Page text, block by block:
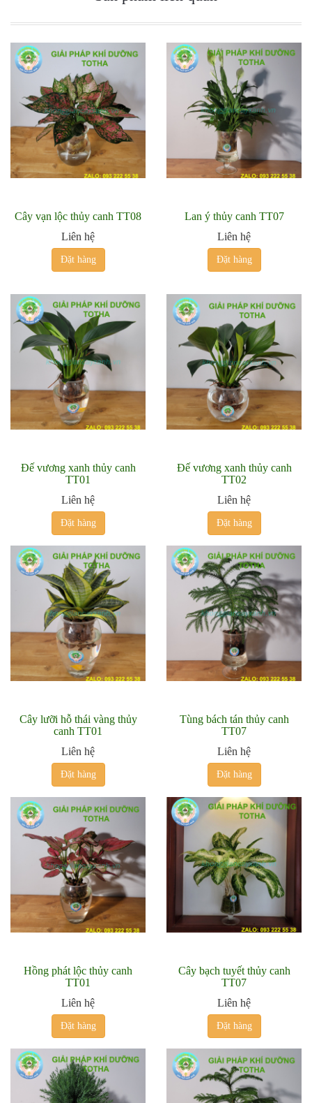
Cây vạn lộc thủy canh TT08
Liên hệ
Đặt hàng
Lan ý thủy canh TT07
Liên hệ
Đặt hàng
Đế vương xanh thủy canh
TT01
Liên hệ
Đặt hàng
Đế vương xanh thủy canh
TT02
Liên hệ
Đặt hàng
Cây lưỡi hỗ thái vàng thủy
canh TT01
Liên hệ
Đặt hàng
Tùng bách tán thủy canh
TT07
Liên hệ
Đặt hàng
Hồng phát lộc thủy canh
TT01
Liên hệ
Đặt hàng
Cây bạch tuyết thủy canh
TT07
Liên hệ
Đặt hàng